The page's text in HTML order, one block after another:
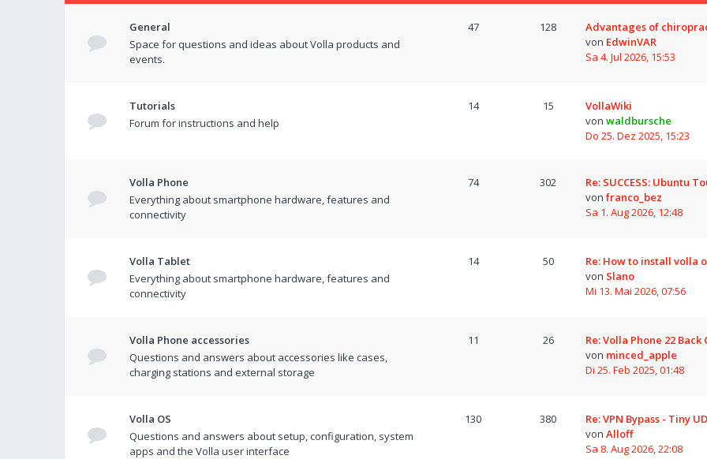
General
Space for questions and ideas about Volla products and
events.
47 128
Advantages of
von EdwinVAR
Sa 4. Jul 2026, 15:53
Tutorials
Forum for instructions and help
14 15
VollaWiki
von waldbursche
Do 25. Dez 2025, 15:23
Volla Phone
Everything about smartphone hardware, features and
connectivity
74 302
Re: SUCCESS: Ubuntu
von franco_bez
Sa 1. Aug 2026, 12:48
Volla Tablet
Everything about smartphone hardware, features and
connectivity
14 50
Re: How to install volla
von Slano
Mi 13. Mai 2026, 07:56
Volla Phone accessories
Questions and answers about accessories like cases,
charging stations and external storage
11 26
Re: Volla Phone 22 Back
von minced_apple
Di 25. Feb 2025, 01:48
Volla OS
Questions and answers about setup, configuration, system
apps and the Volla user interface
130 380
Re: VPN Bypass - Tiny
von Alloff
Sa 8. Aug 2026, 22:08